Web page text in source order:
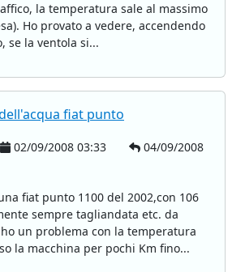
la temperatura sale al massimo
Ho provato a vedere, accendendo
se la ventola si...
fiat punto
02/09/2008 03:33
04/09/2008
fiat punto 1100 del 2002,con 106
sempre tagliandata etc. da
un problema con la temperatura
la macchina per pochi Km fino...